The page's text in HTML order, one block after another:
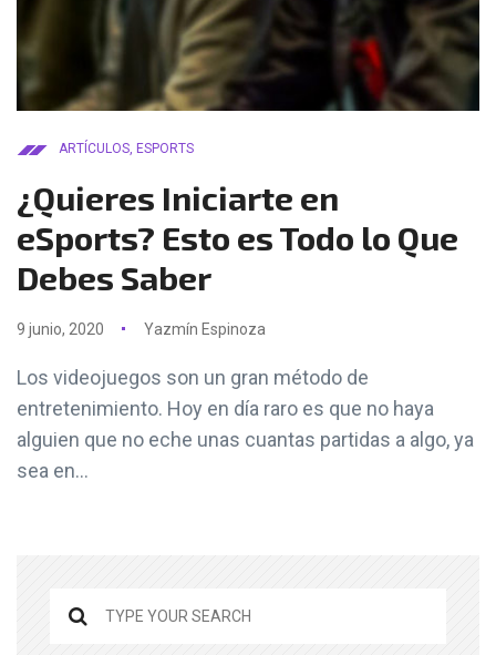
ARTÍCULOS ESPORTS
¿Quieres Iniciarte en
eSports? Esto es Todo lo Que
Debes Saber
9 junio, 2020 Yazmín Espinoza
Los videojuegos son un gran método de
entretenimiento. Hoy en día raro es que no haya
alguien que no eche unas cuantas partidas a algo, ya
sea en...